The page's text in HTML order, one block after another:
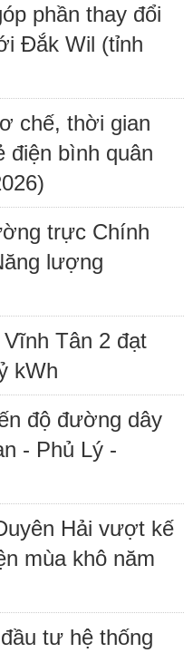
phần thay đổi
Đắk Wil (tỉnh
chế, thời gian
điện bình quân
trực Chính
lượng
Tân 2 đạt
kWh
độ đường dây
- Phủ Lý -
Hải vượt kế
mùa khô năm
tư hệ thống